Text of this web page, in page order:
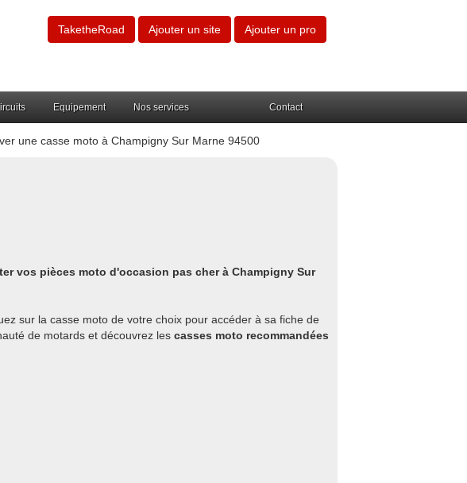
TaketheRoad Ajouter un site Ajouter un pro
Equipement Nos services Contact
une casse moto à Champigny Sur Marne 94500
vos pièces moto d'occasion pas cher à Champigny Sur
sur la casse moto de votre choix pour accéder à sa fiche de
de motards et découvrez les casses moto recommandées